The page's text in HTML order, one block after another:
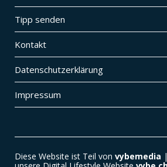
Tipp senden
Kontakt
Datenschutzerklärung
Impressum
Diese Website ist Teil von vybemedia